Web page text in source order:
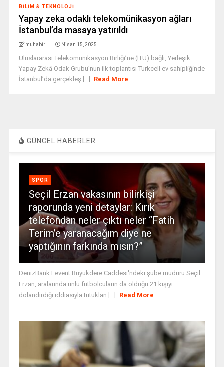
BILIM & TEKNOLOJI
Yapay zeka odaklı telekomünikasyon ağları
İstanbul’da masaya yatırıldı
muhabir Nisan 15, 2025
Uluslararası Telekomünikasyon Birliği’ne (ITU) bağlı, Yerleşik
Yapay Zekâ Odak Grubu’nun ilk toplantısı Turkcell ev sahipliğinde
İstanbul’da gerçekleş [...]
Read More
GÜNCEL HABERLER
SPOR
Seçil Erzan vakasının bilirkişi
raporunda yeni detaylar: Kırık
telefondan neler çıktı neler “Fatih
Terim’e yaranacağım diye ne
yaptığının farkında mısın?”
DenizBank Levent Büyükdere Caddesi'ndeki şube müdürü Seçil
Erzan, aralarında ünlü futbolcuların da olduğu 21 kişiyi
dolandırdığı iddiasıyla tutuklan [...]
Read More